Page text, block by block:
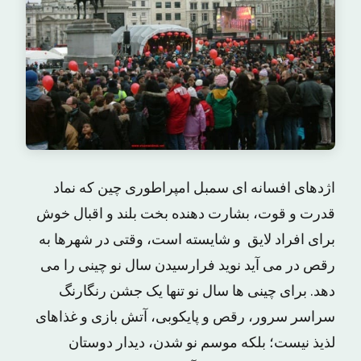
اژدهای افسانه ای سمبل امپراطوری چین که نماد
قدرت و قوت، بشارت دهنده بخت بلند و اقبال خوش
برای افراد لایق و شایسته است، وقتی در شهرها به
رقص در می آید نوید فرارسیدن سال نو چینی را می
دهد. برای چینی ها سال نو تنها یک جشن رنگارنگ
سراسر سرور، رقص و پایکوبی، آتش بازی و غذاهای
لذیذ نیست؛ بلکه موسم نو شدن، دیدار دوستان